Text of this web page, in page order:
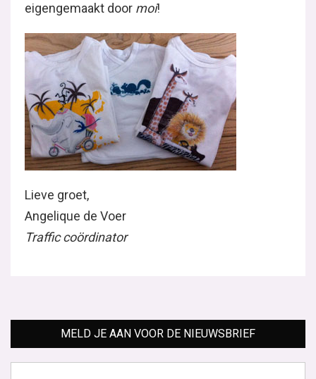
eigengemaakt door moi!
Lieve groet,
Angelique de Voer
Traffic coördinator
MELD JE AAN VOOR DE NIEUWSBRIEF